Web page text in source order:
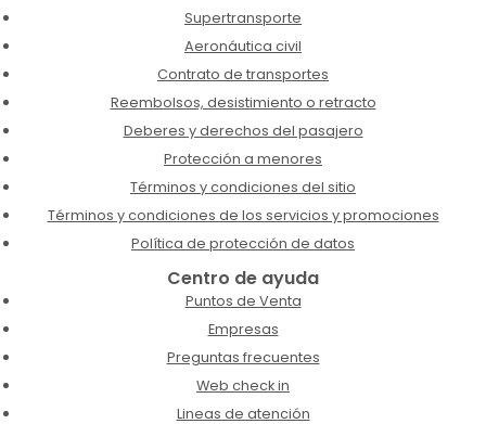
Supertransporte
Aeronáutica civil
Contrato de transportes
Reembolsos, desistimiento o retracto
Deberes y derechos del pasajero
Protección a menores
Términos y condiciones del sitio
Términos y condiciones de los servicios y promociones
Política de protección de datos
Centro de ayuda
Puntos de Venta
Empresas
Preguntas frecuentes
Web check in
Lineas de atención